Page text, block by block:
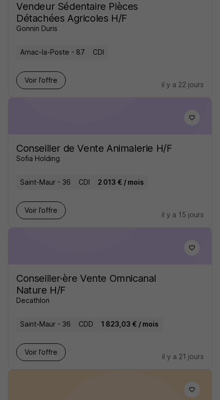
Vendeur Sédentaire Pièces
Détachées Agricoles H/F
Gonnin Duris
Arnac-la-Poste - 87 CDI
Voir l’offre
il y a 22 jours
Conseiller de Vente Animalerie H/F
Sofia Holding
Saint-Maur - 36 CDI 2 013 € / mois
Voir l’offre
il y a 15 jours
Conseiller·ère Vente Omnicanal
Nature H/F
Decathlon
Saint-Maur - 36 CDD 1 823,03 € / mois
Voir l’offre
il y a 21 jours